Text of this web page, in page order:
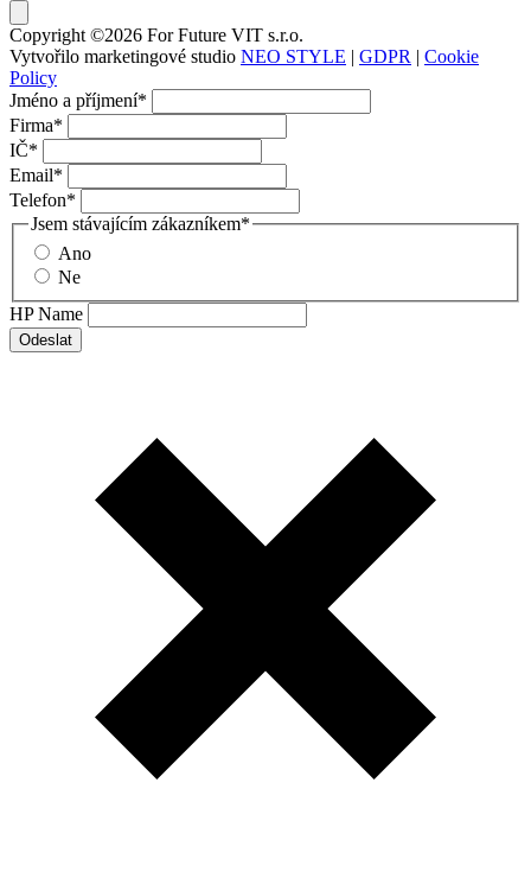
Copyright ©2026 For Future VIT s.r.o.
Vytvořilo marketingové studio NEO STYLE | GDPR | Cookie
Policy
Jméno a příjmení*
Firma*
IČ*
Email*
Telefon*
Jsem stávajícím zákazníkem*
Ano
Ne
HP Name
Odeslat